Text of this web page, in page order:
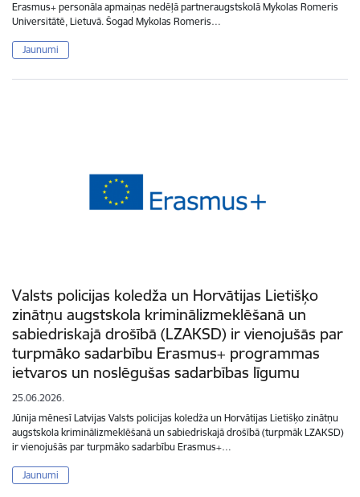
Erasmus+ personāla apmaiņas nedēļā partneraugstskolā Mykolas Romeris
Universitātē, Lietuvā. Šogad Mykolas Romeris…
Jaunumi
Valsts policijas koledža un Horvātijas Lietišķo
zinātņu augstskola kriminālizmeklēšanā un
sabiedriskajā drošībā (LZAKSD) ir vienojušās par
turpmāko sadarbību Erasmus+ programmas
ietvaros un noslēgušas sadarbības līgumu
25.06.2026.
Jūnija mēnesī Latvijas Valsts policijas koledža un Horvātijas Lietišķo zinātņu
augstskola kriminālizmeklēšanā un sabiedriskajā drošībā (turpmāk LZAKSD)
ir vienojušās par turpmāko sadarbību Erasmus+…
Jaunumi